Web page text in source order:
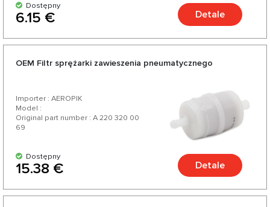
Dostępny
6.15 € Detale
OEM Filtr sprężarki zawieszenia pneumatycznego
Importer : AEROPIK
Model :
Original part number : A 220 320 00
69
Dostępny
15.38 € Detale